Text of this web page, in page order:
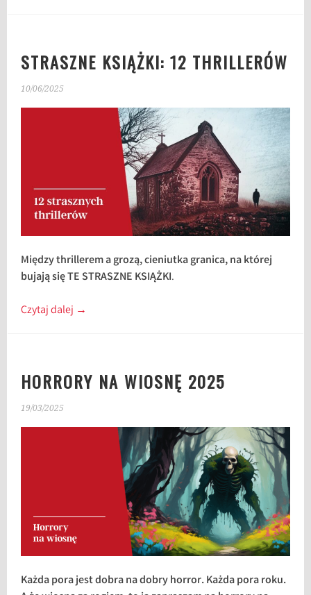
STRASZNE KSIĄŻKI: 12 THRILLERÓW
10/06/2025
Między thrillerem a grozą, cieniutka granica, na której
bujają się TE STRASZNE KSIĄŻKI.
Czytaj dalej →
HORRORY NA WIOSNĘ 2025
19/03/2025
Każda pora jest dobra na dobry horror. Każda pora roku.